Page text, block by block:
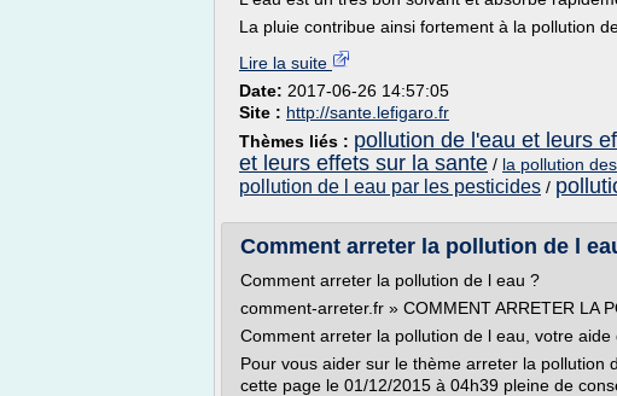
La pluie contribue ainsi fortement à la pollution
Lire la suite
Date: 2017-06-26 14:57:05
Site : http://sante.lefigaro.fr
Thèmes liés : pollution de l'eau et leurs
et leurs effets sur la sante / la pollution
pollution de l eau par les pesticides /
Comment arreter la pollution de l
Comment arreter la pollution de l eau ?
comment-arreter.fr » COMMENT ARRETER LA
Comment arreter la pollution de l eau, votre aide
Pour vous aider sur le thème arreter la pollution
cette page le 01/12/2015 à 04h39 pleine de